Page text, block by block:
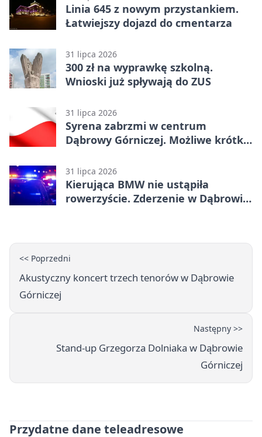
Linia 645 z nowym przystankiem.
Łatwiejszy dojazd do cmentarza
31 lipca 2026
300 zł na wyprawkę szkolną.
Wnioski już spływają do ZUS
31 lipca 2026
Syrena zabrzmi w centrum
Dąbrowy Górniczej. Możliwe krótkie
31 lipca 2026
Kierująca BMW nie ustąpiła
rowerzyście. Zderzenie w Dąbrowie
<< Poprzedni
Akustyczny koncert trzech tenorów w Dąbrowie
Górniczej
Następny >>
Stand-up Grzegorza Dolniaka w Dąbrowie
Górniczej
Przydatne dane teleadresowe